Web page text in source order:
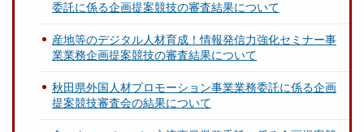
委託に係る企画提案競技の審査結果について
産地等のデジタル人材育成！情報発信力強化セミナー事
業業務企画提案競技の審査結果について
秋田県外国人材プロモーション事業業務委託に係る企画
提案競技審査会の結果について